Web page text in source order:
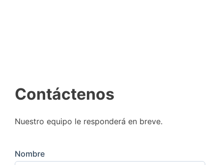
Contáctenos
Nuestro equipo le responderá en breve.
Nombre